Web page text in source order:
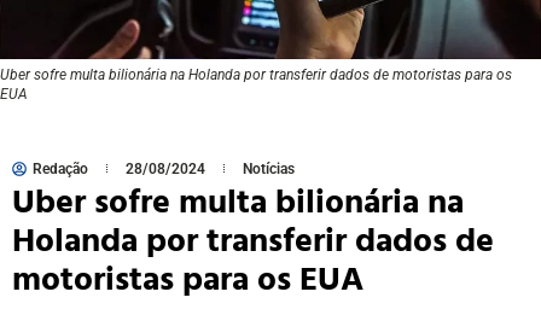
Uber sofre multa bilionária na Holanda por transferir dados de motoristas para os
EUA
Redação 28/08/2024 Notícias
Uber sofre multa bilionária na
Holanda por transferir dados de
motoristas para os EUA